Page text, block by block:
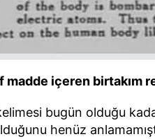
Korunması Kanunu
kullanılan çerezlerle ilgili
madde içeren birtakım
bugün olduğu
henüz